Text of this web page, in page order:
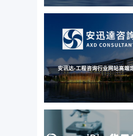
安讯达-工程咨询行业网站高端